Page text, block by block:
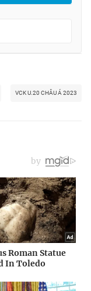
VCK U.20 CHÂU Á 2023